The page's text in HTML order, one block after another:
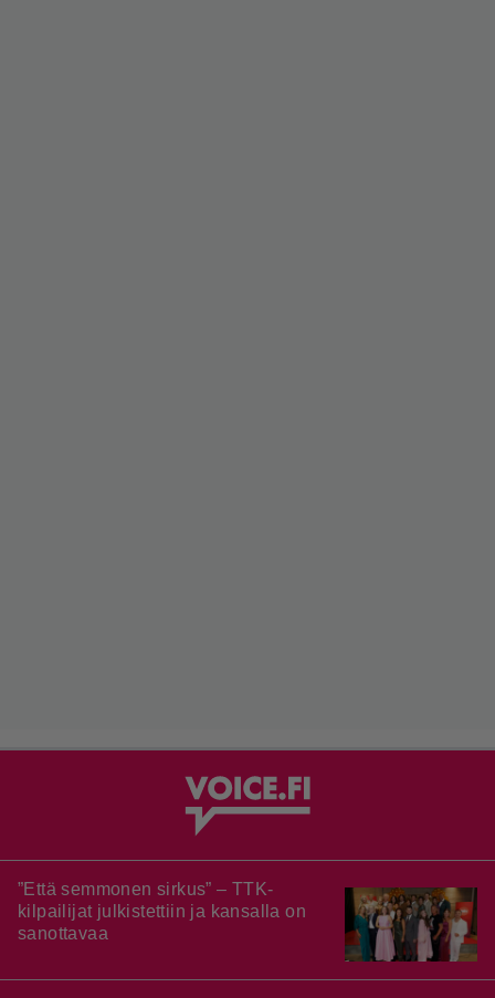
”Että semmonen sirkus” – TTK-
kilpailijat julkistettiin ja kansalla on
sanottavaa